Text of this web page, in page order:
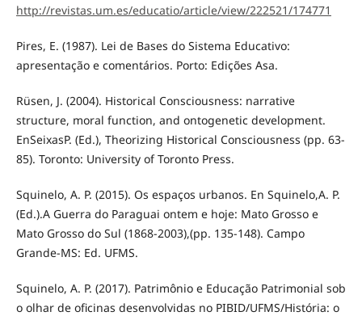
http://revistas.um.es/educatio/article/view/222521/174771
Pires, E. (1987). Lei de Bases do Sistema Educativo:
apresentação e comentários. Porto: Edições Asa.
Rüsen, J. (2004). Historical Consciousness: narrative
structure, moral function, and ontogenetic development.
EnSeixasP. (Ed.), Theorizing Historical Consciousness (pp. 63-
85). Toronto: University of Toronto Press.
Squinelo, A. P. (2015). Os espaços urbanos. En Squinelo,A. P.
(Ed.).A Guerra do Paraguai ontem e hoje: Mato Grosso e
Mato Grosso do Sul (1868-2003),(pp. 135-148). Campo
Grande-MS: Ed. UFMS.
Squinelo, A. P. (2017). Patrimônio e Educação Patrimonial sob
o olhar de oficinas desenvolvidas no PIBID/UFMS/História: o